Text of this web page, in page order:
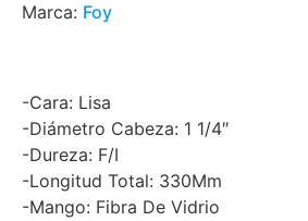
Marca: Foy
-Cara: Lisa
-Diámetro Cabeza: 1 1/4″
-Dureza: F/I
-Longitud Total: 330Mm
-Mango: Fibra De Vidrio